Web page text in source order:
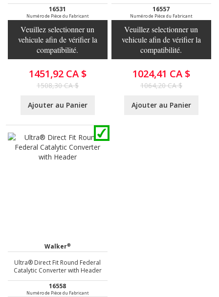
16531
Numéro de Pièce du Fabricant
Veuillez selectionner un
vehicule afin de vérifier la
compatibilité.
1451,92 CA $
1508,30 CA $
Ajouter au Panier
16557
Numéro de Pièce du Fabricant
Veuillez selectionner un
vehicule afin de vérifier la
compatibilité.
1024,41 CA $
1064,20 CA $
Ajouter au Panier
Walker®
Ultra® Direct Fit Round Federal
Catalytic Converter with Header
16558
Numéro de Pièce du Fabricant